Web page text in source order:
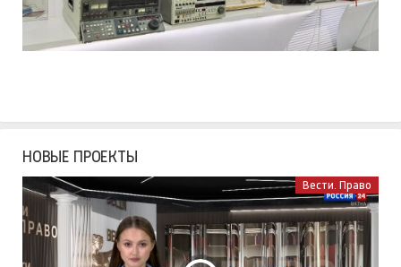
НОВЫЕ ПРОЕКТЫ
Вести. Право